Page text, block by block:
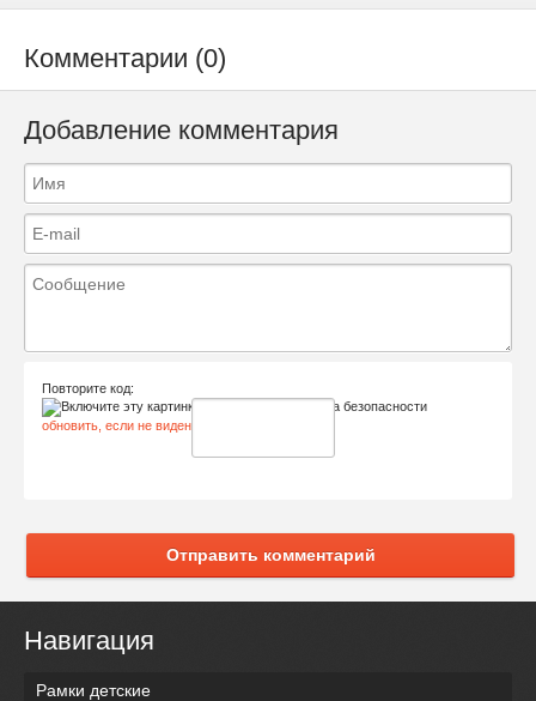
Комментарии (0)
Добавление комментария
Повторите код:
обновить, если не виден код
Отправить комментарий
Навигация
Рамки детские